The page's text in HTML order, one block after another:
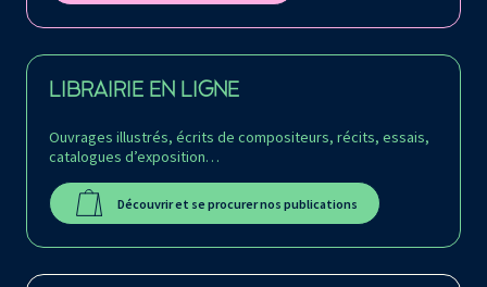
LIBRAIRIE EN LIGNE
Ouvrages illustrés, écrits de compositeurs, récits, essais,
catalogues d’exposition…
Découvrir et se procurer nos publications